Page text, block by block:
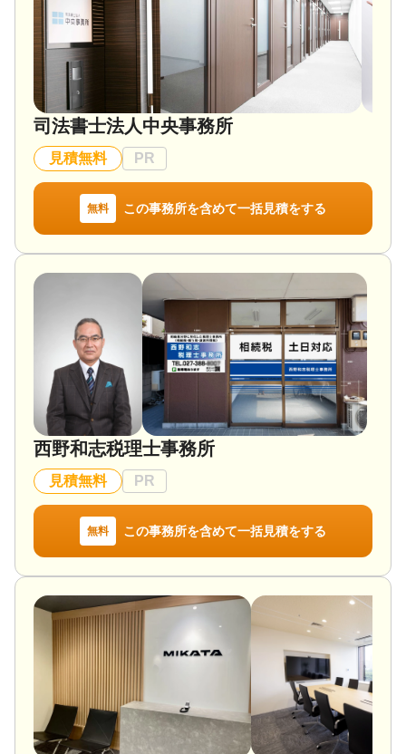
対応地域
茨城県
対応業務
遺産分割 / 生前贈与 / 相続税申告 / 相続税対策
司法書士法人中央事務所
見積無料 PR
無料 この事務所を含めて一括見積をする
西野和志税理士事務所
見積無料 PR
無料 この事務所を含めて一括見積をする